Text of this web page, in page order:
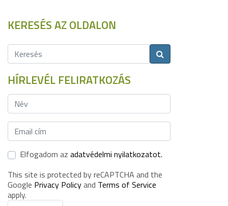
KERESÉS AZ OLDALON
HÍRLEVÉL FELIRATKOZÁS
Elfogadom az adatvédelmi nyilatkozatot.
This site is protected by reCAPTCHA and the
Google Privacy Policyand Terms of Service
apply.